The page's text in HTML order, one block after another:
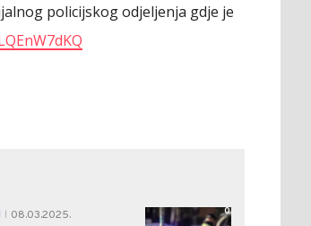
policijskog odjeljenja gdje je
08.03.2025.
0